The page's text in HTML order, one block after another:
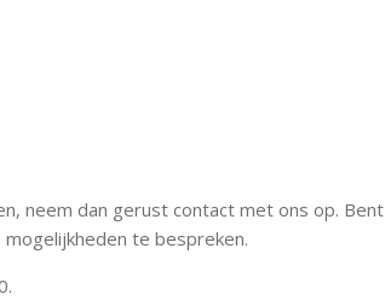
neem dan gerust contact met ons op.
te bespreken.